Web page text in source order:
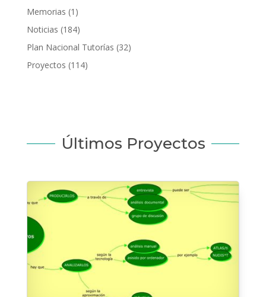
Memorias (1)
Noticias (184)
Plan Nacional Tutorías (32)
Proyectos (114)
Últimos Proyectos